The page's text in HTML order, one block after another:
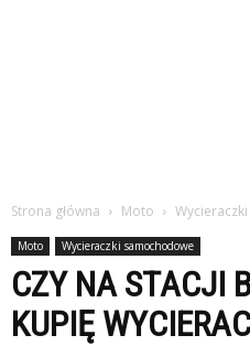
Strona główna Moto
Moto Wycieraczki samochodowe
CZY NA STACJI
KUPIĘ